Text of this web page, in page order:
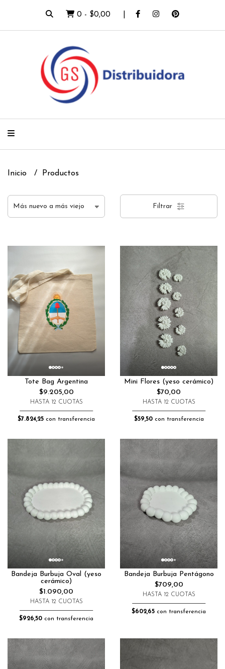
0 - $0,00
Inicio Productos
Filtrar
Tote Bag Argentina
$9.205,00
HASTA 12 CUOTAS
$7.824,25 con transferencia
Mini Flores (yeso cerámico)
$70,00
HASTA 12 CUOTAS
$59,50con transferencia
Bandeja Burbuja Oval (yeso
cerámico)
$1.090,00
HASTA 12 CUOTAS
$926,50 con transferencia
Bandeja Burbuja Pentágono
$709,00
HASTA 12 CUOTAS
$602,65 con transferencia